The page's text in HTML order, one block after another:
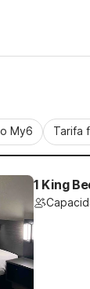
My6 Tarifa
1 King